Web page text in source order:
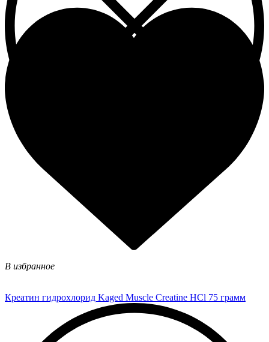
В избранное
Креатин гидрохлорид Kaged Muscle Creatine HCl 75 грамм